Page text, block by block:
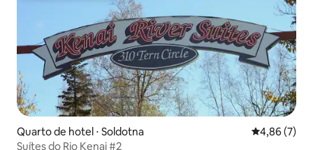
Quarto de hotel ⋅ Soldotna 4,86 de uma
4,86 (7)
Suítes do Rio Kenai #2